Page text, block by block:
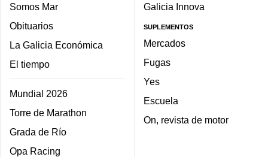
Somos Mar
Obituarios
La Galicia Económica
El tiempo
Mundial 2026
Torre de Marathon
Grada de Río
Opa Racing
Galicia Innova
SUPLEMENTOS
Mercados
Fugas
Yes
Escuela
On, revista de motor